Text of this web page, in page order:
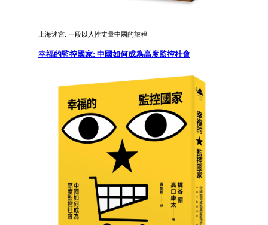
上海迷宮: 一段以人性丈量中國的旅程
幸福的監控國家: 中國如何成為高度監控社會